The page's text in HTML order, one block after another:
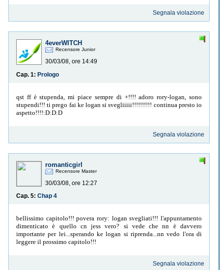
Segnala violazione
4everWITCH
Recensore Junior
30/03/08, ore 14:49
Cap. 1: Prologo
qst ff è stupenda, mi piace sempre di +!!!! adoro rory-logan, sono
stupendi!!! ti prego fai ke logan si svegliiiii!!!!!!!!!! continua presto io
aspetto!!!!:D:D:D
Segnala violazione
romanticgirl
Recensore Master
30/03/08, ore 12:27
Cap. 5: Chap 4
bellissimo capitolo!!! povera rory: logan svegliati!!! l'appuntamento
dimenticato è quello cn jess vero? si vede che nn è davvero
importante per lei...sperando ke logan si riprenda...nn vedo l'ora di
leggere il prossimo capitolo!!!
Segnala violazione